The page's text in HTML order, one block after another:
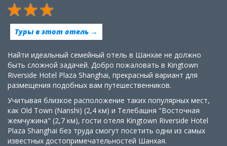
Туры в этот отель →
Найти идеальный семейный отель в Шанхае не должно
быть сложной задачей. Добро пожаловать в Kingtown
Riverside Hotel Plaza Shanghai, прекрасный вариант для
размещения подобных вам путешественников.
Учитывая близкое расположение таких популярных мест,
как Old Town (Nanshi) (2,4 км) и Телебашня "Восточная
жемчужина" (2,7 км), гости отеля Kingtown Riverside Hotel
Plaza Shanghai без труда смогут посетить одни из самых
известных достопримечательностей Шанхая.